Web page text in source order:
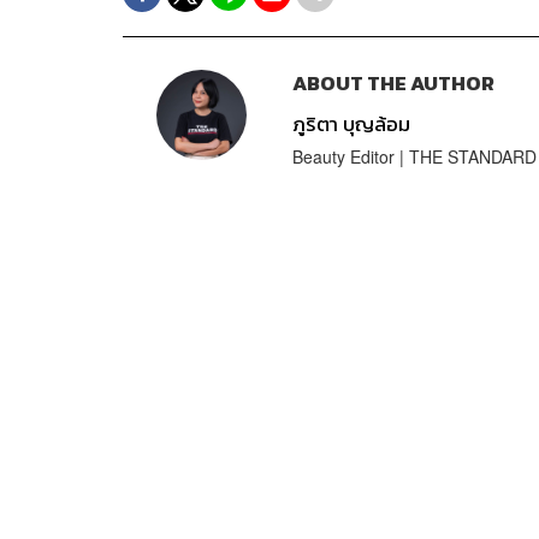
ABOUT THE AUTHOR
ภูริตา บุญล้อม
Beauty Editor | THE